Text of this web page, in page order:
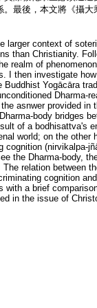
最後，本文將《攝大
larger context of
than Christianity.
realm of
I then investigate
Yogācāra
Dharma-
asnwer provided
body bridges
of a bodhisattva's
world; on the
cognition (nirvikalpa-
the Dharma-body,
relation between
cognition
with a brief
in the issue of